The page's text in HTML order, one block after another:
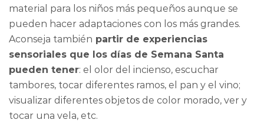
material para los niños más pequeños aunque se
pueden hacer adaptaciones con los más grandes.
Aconseja también partir de experiencias
sensoriales que los días de Semana Santa
pueden tener: el olor del incienso, escuchar
tambores, tocar diferentes ramos, el pan y el vino;
visualizar diferentes objetos de color morado, ver y
tocar una vela, etc.